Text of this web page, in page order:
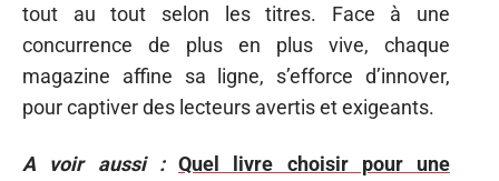
tout au tout selon les titres. Face à une
concurrence de plus en plus vive, chaque
magazine affine sa ligne, s’efforce d’innover,
pour captiver des lecteurs avertis et exigeants.
A voir aussi : Quel livre choisir pour une